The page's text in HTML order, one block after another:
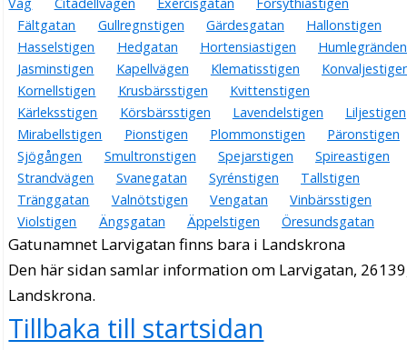
Fältgatan
Gullregnstigen Gärdesgatan
Hallonstigen
Hasselstigen
Hedgatan Hortensiastigen
Humlegränden
Jasminstigen
Kapellvägen Klematisstigen
Kornellstigen
Krusbärsstigen
Kvittenstigen
Kärleksstigen
Körsbärsstigen Lavendelstigen
Liljestigen
Mirabellstigen
Pionstigen Plommonstigen
Päronstigen
Sjögången
Smultronstigen Spejarstigen
Spireastigen
Strandvägen
Svanegatan Syrénstigen
Tallstigen
Tränggatan
Valnötstigen Vengatan
Vinbärsstigen
Violstigen
Ängsgatan Äppelstigen Öresundsgatan
Gatunamnet Larvigatan finns bara i Landskrona
Den här sidan samlar information om Larvigatan,
Landskrona.
Tillbaka till startsidan